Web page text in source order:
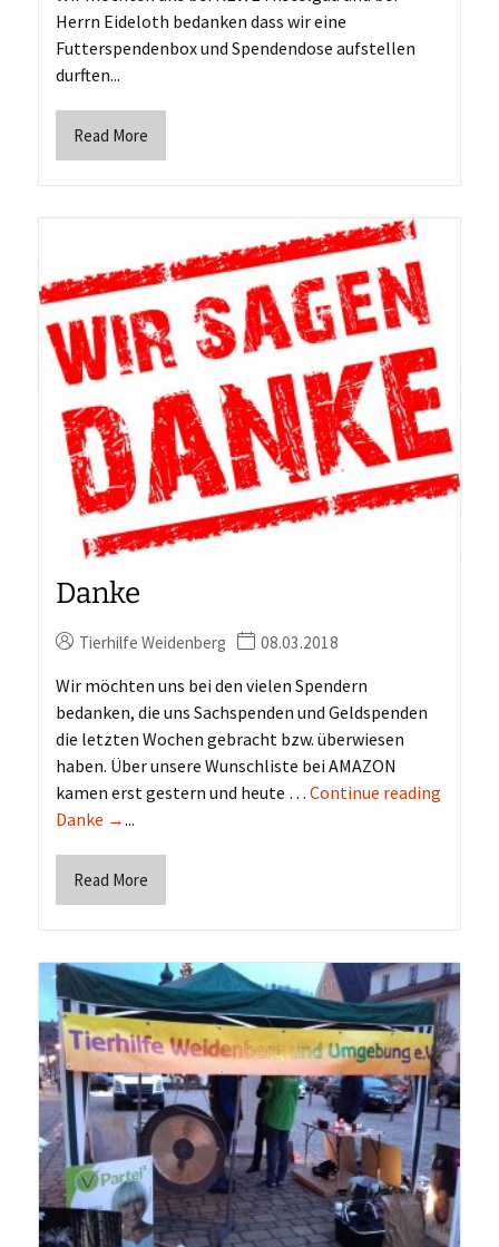
Herrn Eideloth bedanken dass wir eine
Futterspendenbox und Spendendose aufstellen
durften...
Read More
Danke
Tierhilfe Weidenberg 08.03.2018
Wir möchten uns bei den vielen Spendern
bedanken, die uns Sachspenden und Geldspenden
die letzten Wochen gebracht bzw. überwiesen
haben. Über unsere Wunschliste bei AMAZON
kamen erst gestern und heute … Continue reading
Danke →...
Read More